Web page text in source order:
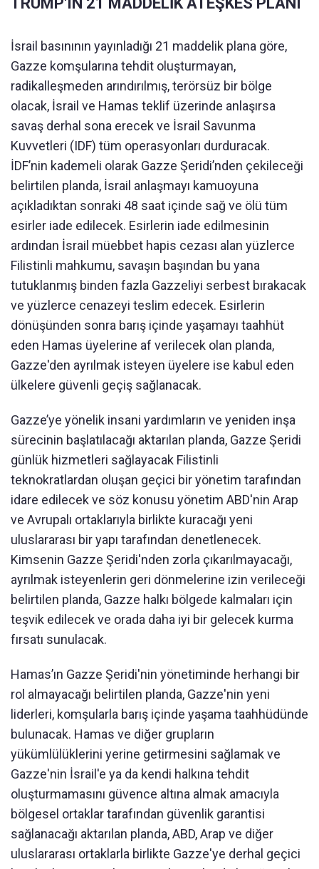
İsrail basınının yayınladığı 21 maddelik plana göre,
Gazze komşularına tehdit oluşturmayan,
radikalleşmeden arındırılmış, terörsüz bir bölge
olacak, İsrail ve Hamas teklif üzerinde anlaşırsa
savaş derhal sona erecek ve İsrail Savunma
Kuvvetleri (IDF) tüm operasyonları durduracak.
İDF’nin kademeli olarak Gazze Şeridi’nden çekileceği
belirtilen planda, İsrail anlaşmayı kamuoyuna
açıkladıktan sonraki 48 saat içinde sağ ve ölü tüm
esirler iade edilecek. Esirlerin iade edilmesinin
ardından İsrail müebbet hapis cezası alan yüzlerce
Filistinli mahkumu, savaşın başından bu yana
tutuklanmış binden fazla Gazzeliyi serbest bırakacak
ve yüzlerce cenazeyi teslim edecek. Esirlerin
dönüşünden sonra barış içinde yaşamayı taahhüt
eden Hamas üyelerine af verilecek olan planda,
Gazze'den ayrılmak isteyen üyelere ise kabul eden
ülkelere güvenli geçiş sağlanacak.
Gazze’ye yönelik insani yardımların ve yeniden inşa
sürecinin başlatılacağı aktarılan planda, Gazze Şeridi
günlük hizmetleri sağlayacak Filistinli
teknokratlardan oluşan geçici bir yönetim tarafından
idare edilecek ve söz konusu yönetim ABD'nin Arap
ve Avrupalı ortaklarıyla birlikte kuracağı yeni
uluslararası bir yapı tarafından denetlenecek.
Kimsenin Gazze Şeridi'nden zorla çıkarılmayacağı,
ayrılmak isteyenlerin geri dönmelerine izin verileceği
belirtilen planda, Gazze halkı bölgede kalmaları için
teşvik edilecek ve orada daha iyi bir gelecek kurma
fırsatı sunulacak.
Hamas’ın Gazze Şeridi'nin yönetiminde herhangi bir
rol almayacağı belirtilen planda, Gazze'nin yeni
liderleri, komşularla barış içinde yaşama taahhüdünde
bulunacak. Hamas ve diğer grupların
yükümlülüklerini yerine getirmesini sağlamak ve
Gazze'nin İsrail'e ya da kendi halkına tehdit
oluşturmamasını güvence altına almak amacıyla
bölgesel ortaklar tarafından güvenlik garantisi
sağlanacağı aktarılan planda, ABD, Arap ve diğer
uluslararası ortaklarla birlikte Gazze'ye derhal geçici